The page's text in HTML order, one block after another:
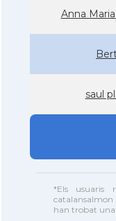
Anna
saul
*Els usuaris
catalansalmon
han trobat